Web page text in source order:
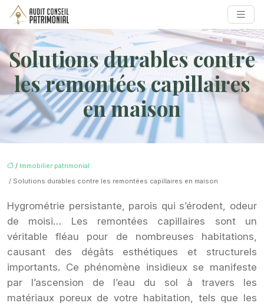
Solutions durables contre
les remontées capillaires
en maison
/ Immobilier patrimonial
/ Solutions durables contre les remontées capillaires en maison
Hygrométrie persistante, parois qui s’érodent, odeur
de moisi… Les remontées capillaires sont un
véritable fléau pour de nombreuses habitations,
causant des dégâts esthétiques et structurels
importants. Ce phénomène insidieux se manifeste
par l’ascension de l’eau du sol à travers les
matériaux poreux de votre habitation, tels que les